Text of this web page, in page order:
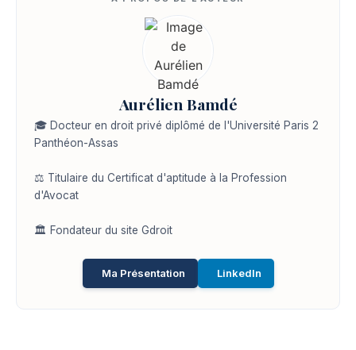
Aurélien Bamdé
🎓 Docteur en droit privé diplômé de l'Université Paris 2
Panthéon-Assas
⚖️ Titulaire du Certificat d'aptitude à la Profession
d'Avocat
🏛️ Fondateur du site Gdroit
Ma Présentation LinkedIn